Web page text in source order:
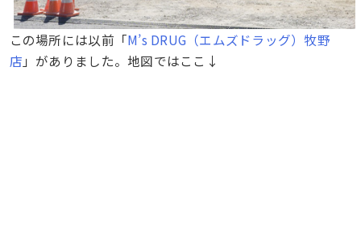
この場所には以前「M’s DRUG（エムズドラッグ）牧野
店 」がありました。地図ではここ↓